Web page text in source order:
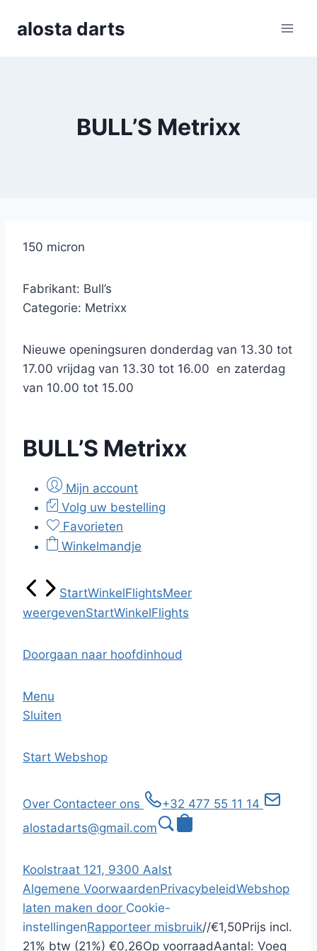
alosta darts
BULL’S Metrixx
150 micron
Fabrikant: Bull’s
Categorie: Metrixx
Nieuwe openingsuren donderdag van 13.30 tot
17.00 vrijdag van 13.30 tot 16.00 en zaterdag
van 10.00 tot 15.00
BULL’S Metrixx
Mijn account
Volg uw bestelling
Favorieten
Winkelmandje
StartWinkelFlightsMeer
weergevenStartWinkelFlights
Doorgaan naar hoofdinhoud
Menu
Sluiten
Start Webshop
Over Contacteer ons
+32 477 55 11 14
alostadarts@gmail.com
Koolstraat 121, 9300 Aalst
Algemene VoorwaardenPrivacybeleidWebshop
laten maken door Cookie-
instellingenRapporteer misbruik//€1,50Prijs incl.
21% btw (21%) €0,26Op voorraadAantal: Voeg